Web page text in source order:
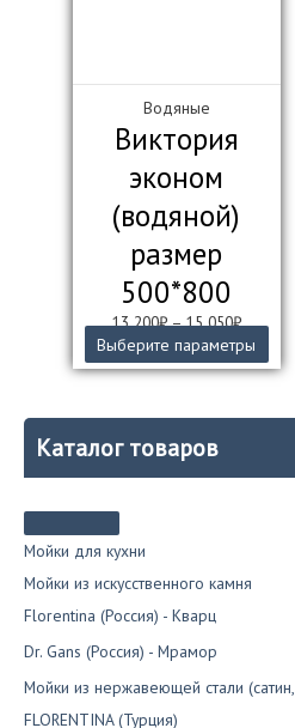
Каталог товаров
Мойки для кухни
Мойки из искусственного камня
Florentina (Россия) - Кварц
Dr. Gans (Россия) - Мрамор
Мойки из нержавеющей стали
FLORENTINA (Турция)
Водяные
Виктория
эконом
(водяной)
размер
500*800
13 200₽–15 050₽
Выберите параметры